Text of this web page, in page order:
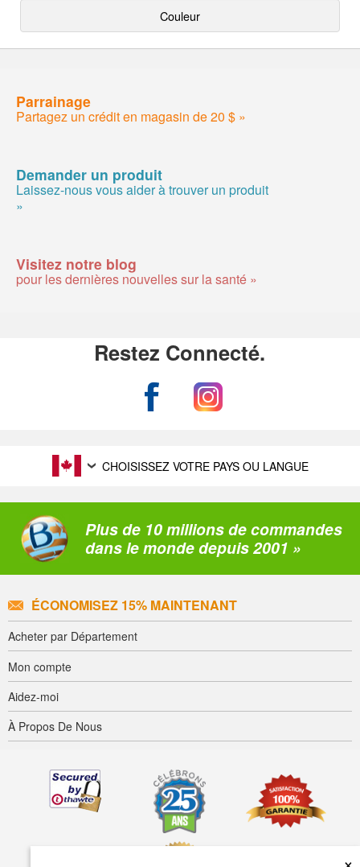
Couleur
Parrainage
Partagez un crédit en magasin de 20 $ »
Demander un produit
Laissez-nous vous aider à trouver un produit
»
Visitez notre blog
pour les dernières nouvelles sur la santé »
Restez Connecté.
CHOISISSEZ VOTRE PAYS OU LANGUE
Plus de 10 millions de commandes
dans le monde depuis 2001 »
ÉCONOMISEZ 15% MAINTENANT
Acheter par Département
Mon compte
Aidez-moi
À Propos De Nous